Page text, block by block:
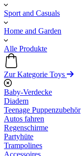
Sport and Casuals
Home and Garden
Alle Produkte
Zur Kategorie Toys
Baby-Verdecke
Diadem
Teenage Puppenzubehör
Autos fahren
Regenschirme
Partyhüte
Trampolines
Accessoires